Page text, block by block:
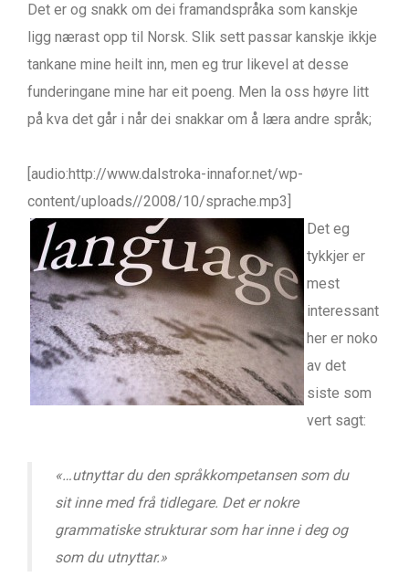
Det er og snakk om dei framandspråka som kanskje
ligg nærast opp til Norsk. Slik sett passar kanskje ikkje
tankane mine heilt inn, men eg trur likevel at desse
funderingane mine har eit poeng. Men la oss høyre litt
på kva det går i når dei snakkar om å læra andre språk;
[audio:http://www.dalstroka-innafor.net/wp-
content/uploads//2008/10/sprache.mp3]
Det eg
tykkjer er
mest
interessant
her er noko
av det
siste som
vert sagt:
«…utnyttar du den språkkompetansen som du
sit inne med frå tidlegare. Det er nokre
grammatiske strukturar som har inne i deg og
som du utnyttar.»